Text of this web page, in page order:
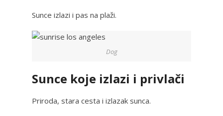
Sunce izlazi i pas na plaži.
Dog
Sunce koje izlazi i privlači
Priroda, stara cesta i izlazak sunca.